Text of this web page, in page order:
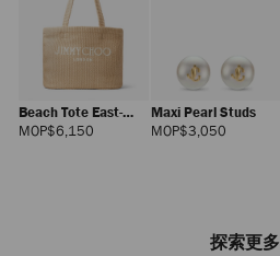
Beach Tote East-
West
MOP$6,150
Maxi Pearl Studs
MOP$3,050正
探索更多